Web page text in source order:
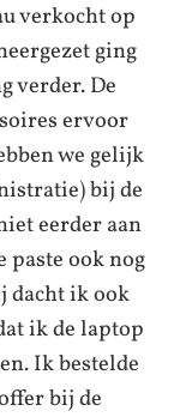
verkocht op
ging
verder. De
ervoor
we gelijk
bij de
eerder aan
paste ook nog
dacht ik ook
ik de laptop
Ik bestelde
bij de